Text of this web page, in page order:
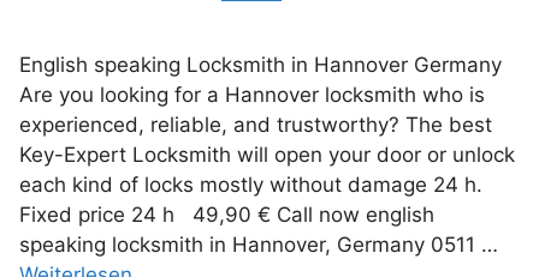
English speaking Locksmith in Hannover Germany
Are you looking for a Hannover locksmith who is
experienced, reliable, and trustworthy? The best
Key-Expert Locksmith will open your door or unlock
each kind of locks mostly without damage 24 h.
Fixed price 24 h 49,90 € Call now english
speaking locksmith in Hannover, Germany 0511 …